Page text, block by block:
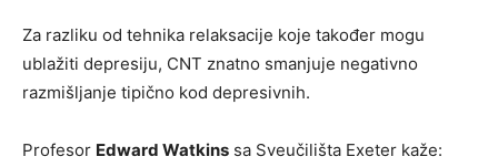
Za razliku od tehnika relaksacije koje također mogu
ublažiti depresiju, CNT znatno smanjuje negativno
razmišljanje tipično kod depresivnih.
Profesor Edward Watkins sa Sveučilišta Exeter kaže: